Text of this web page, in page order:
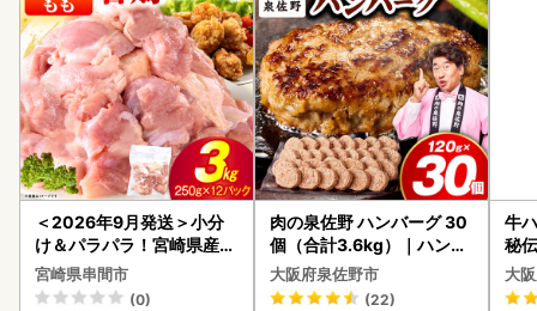
＜2026年9月発送＞小分
け＆パラパラ！宮崎県産鶏
ももカット合計3kg_K043
-009-2609
宮崎県串間市
(0)
肉の泉佐野 ハンバーグ 30
個（合計3.6kg）｜ハンバ
ーグ 訳あり 黒毛和牛×なに
わポーク
大阪府泉佐野市
(22)
牛
秘
焼
大